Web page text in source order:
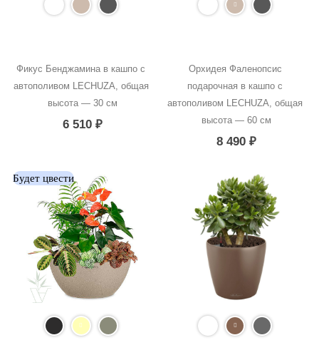
Фикус Бенджамина в кашпо с
автополивом LECHUZA, общая
высота — 30 см
6 510 ₽
Орхидея Фаленопсис
подарочная в кашпо с
автополивом LECHUZA, общая
высота — 60 см
8 490₽
Будет цвести